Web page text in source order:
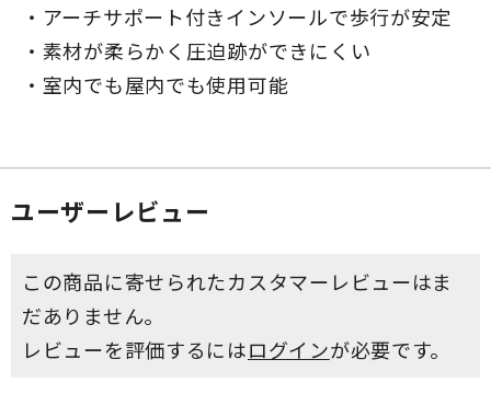
・アーチサポート付きインソールで歩行が安定
・素材が柔らかく圧迫跡ができにくい
・室内でも屋内でも使用可能
ユーザーレビュー
この商品に寄せられたカスタマーレビューはま
だありません。
レビューを評価するにはログインが必要です。